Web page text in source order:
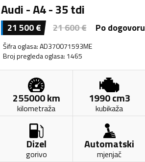
Audi - A4 - 35 tdi
21 500€ 21 600€ Po dogovoru
Šifra oglasa:AD370071593ME
Broj pregleda oglasa: 1465
255000km
kilometraža
1990cm3
kubikaža
Dizel
gorivo
Automatski
mjenjač